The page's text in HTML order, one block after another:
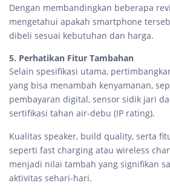
Dengan membandingkan beberapa
mengetahui apakah smartphone
dibeli sesuai kebutuhan dan harga.
5. Perhatikan Fitur Tambahan
Selain spesifikasi utama,
yang bisa menambah kenyamanan,
pembayaran digital, sensor sidik jari
sertifikasi tahan air-debu (IP rating).
Kualitas speaker, build quality, serta
seperti fast charging atau wireless
menjadi nilai tambah yang signifikan
aktivitas sehari-hari.